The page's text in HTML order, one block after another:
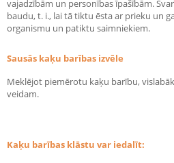
vajadzībām un personības īpašībām.
baudu, t. i., lai tā tiktu ēsta ar prieku un
organismu un patiktu saimniekiem.
Sausās kaķu barības izvēle
Meklējot piemērotu kaķu barību,
veidam.
Kaķu barības klāstu var iedalīt: